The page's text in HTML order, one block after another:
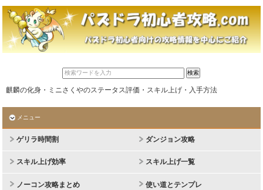
麒麟の化身・ミニさくやのステータス評価・スキル上げ・入手方法
メニュー
ゲリラ時間割 ダンジョン攻略
スキル上げ効率 スキル上げ一覧
ノーコン攻略まとめ 使い道とテンプレ